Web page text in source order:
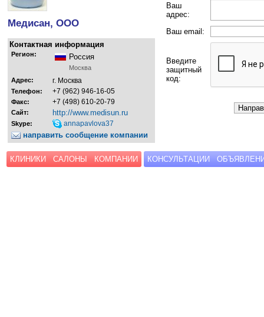
Медисан, ООО
Контактная информация
Регион: Россия
Москва
Адрес:
г. Москва
Телефон: +7 (962) 946-16-05
Факс: +7 (498) 610-20-79
Сайт: http://www.medisun.ru
Skype: annapavlova37
направить сообщение компании
Ваш
адрес:
Ваш email:
Введите
защитный
код:
КЛИНИКИ САЛОНЫ КОМПАНИИ КОНСУЛЬТАЦИИ